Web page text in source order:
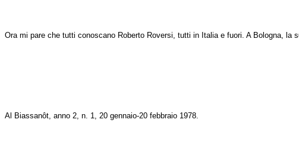
Ora mi pare che tutti conoscano Roberto Roversi, tutti in Italia e fuori. A Bologna, la
Al Biassanôt, anno 2, n. 1, 20 gennaio-20 febbraio 1978.